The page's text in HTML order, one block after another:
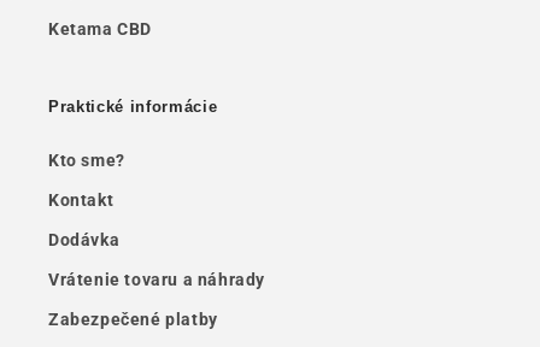
Ketama CBD
Praktické informácie
Kto sme?
Kontakt
Dodávka
Vrátenie tovaru a náhrady
Zabezpečené platby